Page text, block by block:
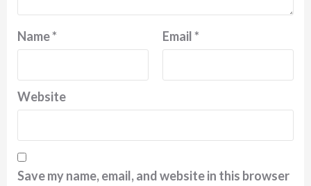
Name* Email*
Website
Save my name, email, and website in this browser